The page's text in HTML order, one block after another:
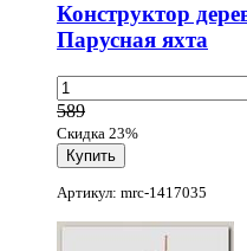
Конструктор
Парусная яхта
589
Скидка 23%
Артикул: mrc-1417035